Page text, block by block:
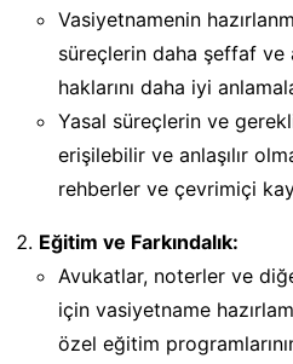
Vasiyetnamenin
süreçlerin daha şeffaf ve
haklarını daha iyi
Yasal süreçlerin ve
erişilebilir ve anlaşılır
rehberler ve çevrimiçi
Eğitim ve Farkındalık:
Avukatlar, noterler ve
için vasiyetname
özel eğitim